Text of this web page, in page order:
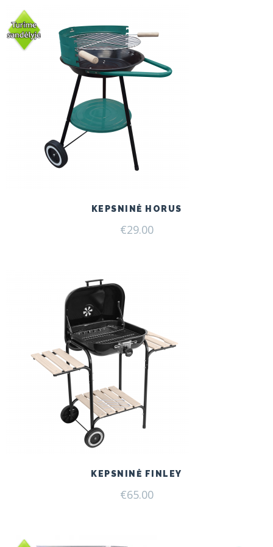
KEPSNINĖ HORUS
€29.00
KEPSNINĖ FINLEY
€65.00